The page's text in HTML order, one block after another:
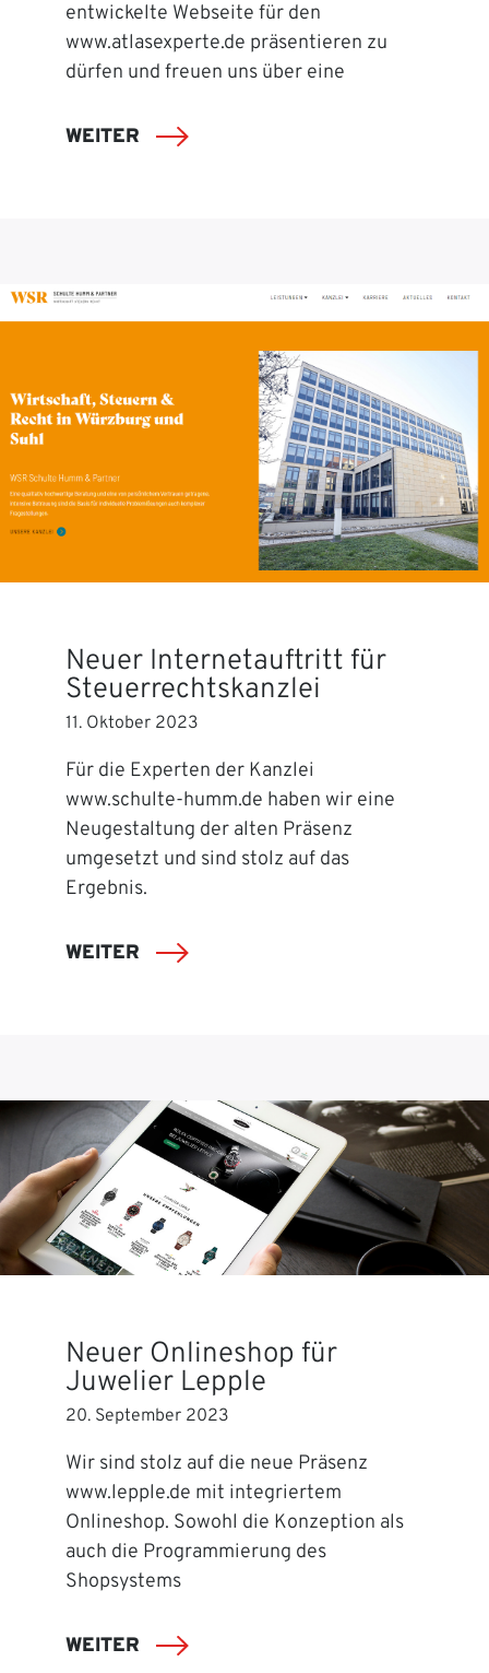
entwickelte Webseite für den
www.atlasexperte.de präsentieren zu
dürfen und freuen uns über eine
WEITER
Neuer Internetauftritt für
Steuerrechtskanzlei
11. Oktober 2023
Für die Experten der Kanzlei
www.schulte-humm.de haben wir eine
Neugestaltung der alten Präsenz
umgesetzt und sind stolz auf das
Ergebnis.
WEITER
Neuer Onlineshop für
Juwelier Lepple
20. September 2023
Wir sind stolz auf die neue Präsenz
www.lepple.de mit integriertem
Onlineshop. Sowohl die Konzeption als
auch die Programmierung des
Shopsystems
WEITER